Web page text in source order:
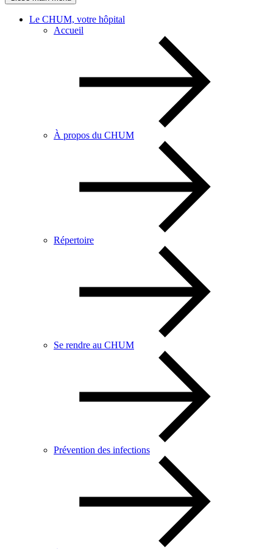
Le CHUM, votre hôpital
Accueil
À propos du CHUM
Répertoire
Se rendre au CHUM
Prévention des infections